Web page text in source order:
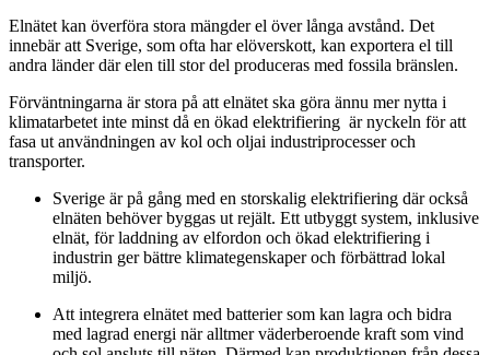
Elnätet kan överföra stora mängder el över långa avstånd. Det
innebär att Sverige, som ofta har elöverskott, kan exportera el till
andra länder där elen till stor del produceras med fossila bränslen.
Förväntningarna är stora på att elnätet ska göra ännu mer nytta i
klimatarbetet inte minst då en ökad elektrifiering är nyckeln för att
fasa ut användningen av kol och oljai industriprocesser och
transporter.
Sverige är på gång med en storskalig elektrifiering där också
elnäten behöver byggas ut rejält. Ett utbyggt system, inklusive
elnät, för laddning av elfordon och ökad elektrifiering i
industrin ger bättre klimategenskaper och förbättrad lokal
miljö.
Att integrera elnätet med batterier som kan lagra och bidra
med lagrad energi när alltmer väderberoende kraft som vind